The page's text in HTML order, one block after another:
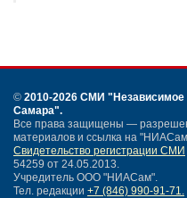
© 2010-2026 СМИ "Независимое
Самара".
Все права защищены —
материалов и ссылка на
Свидетельство регистрации СМИ
54259 от 24.05.2013.
Учредитель ООО "НИАСам".
Тел. редакции +7 (846) 990-91-71.